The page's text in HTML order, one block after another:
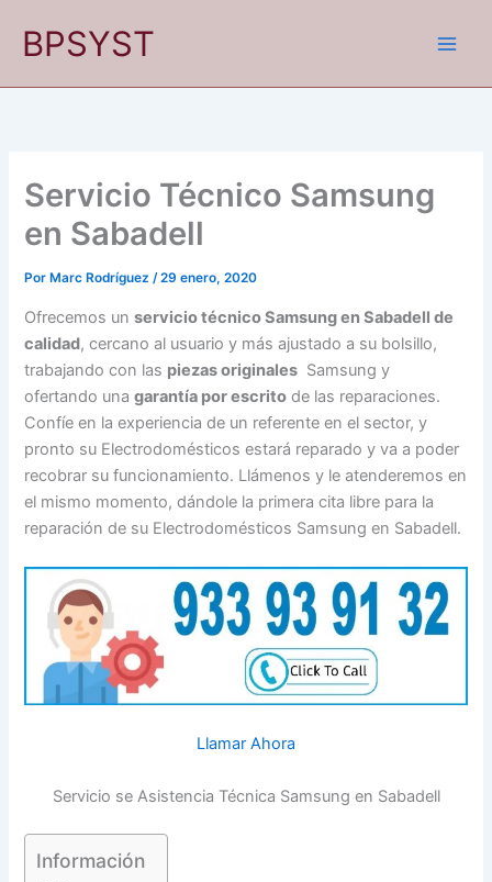
BPSYST
Servicio Técnico Samsung
en Sabadell
Por Marc Rodríguez/29 enero, 2020
Ofrecemos unservicio técnico Samsung en Sabadell de
calidad, cercano al usuario y más ajustado a su bolsillo,
trabajando con las piezas originales Samsung y
ofertando unagarantía por escrito de las reparaciones.
Confíe en la experiencia de un referente en el sector, y
pronto su Electrodomésticos estará reparado y va a poder
recobrar su funcionamiento. Llámenos y le atenderemos en
el mismo momento, dándole la primera cita libre para la
reparación de su Electrodomésticos Samsung en Sabadell.
Llamar Ahora
Servicio se Asistencia Técnica Samsung en Sabadell
Información